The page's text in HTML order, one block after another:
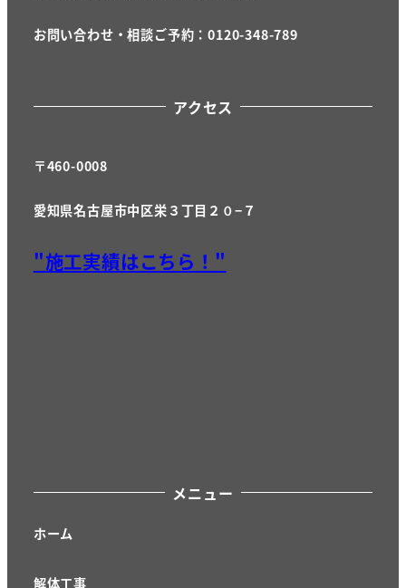
お問い合わせ・相談ご予約：0120-348-789
アクセス
〒460-0008
愛知県名古屋市中区栄３丁目２０−７
"施工実績はこちら！"
メニュー
ホーム
解体工事